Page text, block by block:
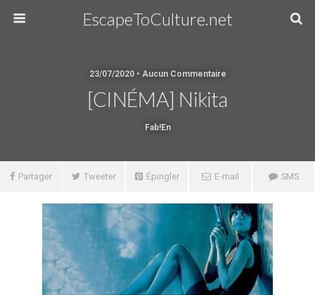
EscapeToCulture.net
23/07/2020 • Aucun Commentaire
[CINÉMA] Nikita
Fab!en
Partager Tweeter Épingler E-mail SMS